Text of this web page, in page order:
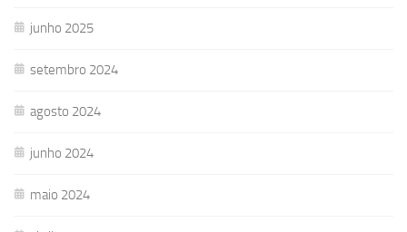
junho 2025
setembro 2024
agosto 2024
junho 2024
maio 2024